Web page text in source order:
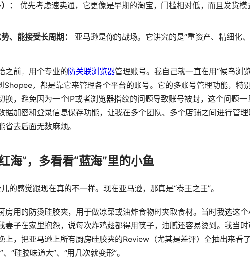
：
优先考虑速卖通，它更像是早期的淘宝，门槛相对低，而且发货模
、能接受长周期：
亚马逊是你的战场。它讲究的是“重资产、精细化
之前，用个专业的防关联浏览器管理账号。我自己就一直在用“候鸟浏览
，都是靠它来管理各个平台的账号。它的多账号管理功能，特
，避免因为一个IP或者浏览器指纹的问题导致账号被封，这个问题一
加密和登录信息保存功能，让我在多个团队、多个店铺之间进行管理
去后面无数麻烦。
海”，多看看“蓝海”里的小鱼
感觉跟现在真的不一样。现在亚马逊，那真是“卷王之王”。
房用的防烫硅胶夹，用于做凉菜或油炸食物时夹取食材。当时我选这个
妻子在家里抱怨，说每次炸鸡翅都得用筷子，油腻还容易烫到。我当时
上，把亚马逊上所有厨房硅胶夹的Review（尤其是差评）全抽出来看
“硅胶味道大”、“用几次就变形”。